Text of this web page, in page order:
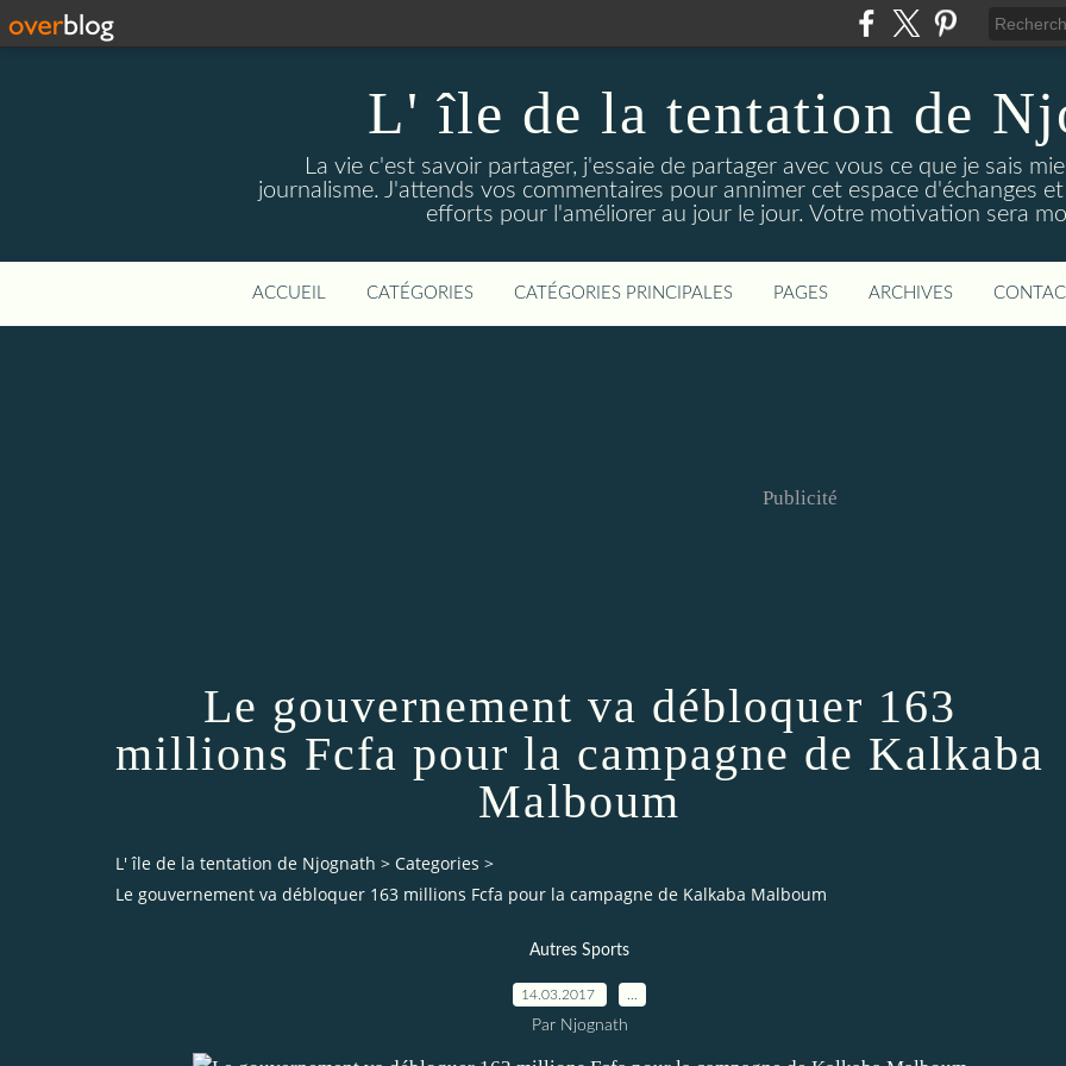
L' île de la tentation de
La vie c'est savoir partager, j'essaie de partager avec vous ce que je sais
journalisme. J'attends vos commentaires pour annimer cet espace d'échanges
efforts pour l'améliorer au jour le jour. Votre motivation sera
ACCUEIL CATÉGORIES CATÉGORIES PRINCIPALES PAGES ARCHIVES
Publicité
Le gouvernement va débloquer 163
millions Fcfa pour la campagne de Kalkaba
Malboum
L' île de la tentation de Njognath > Categories >
Le gouvernement va débloquer 163 millions Fcfa pour la campagne de Kalkaba Malboum
Autres Sports
14.03.2017
Par Njognath